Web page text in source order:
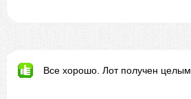
Все хорошо. Лот получен целым.